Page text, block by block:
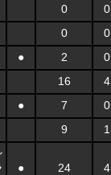
0 0
0 0
● 2 0
16 4
● 7 0
9 1
● 24 4